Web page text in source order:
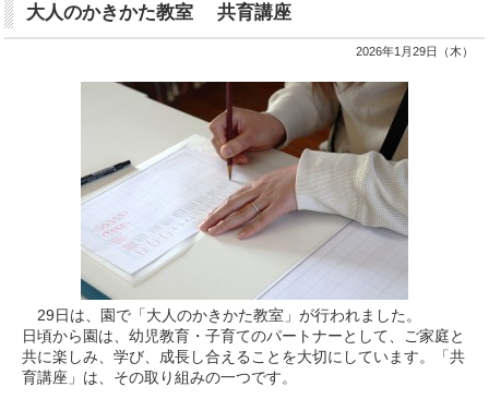
大人のかきかた教室 共育講座
2026年1月29日（木）
29日は、園で「大人のかきかた教室」が行われました。
日頃から園は、幼児教育・子育てのパートナーとして、ご家庭と
共に楽しみ、学び、成長し合えることを大切にしています。「共
育講座」は、その取り組みの一つです。